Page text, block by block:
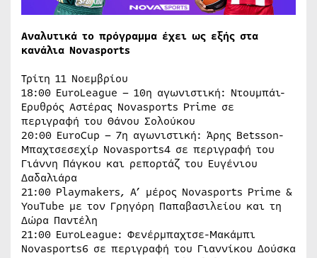
Αναλυτικά το πρόγραμμα έχει ως εξής στα
κανάλια Novasports
Τρίτη 11 Νοεμβρίου
18:00 EuroLeague – 10η αγωνιστική: Ντουμπάι-
Ερυθρός Αστέρας Novasports Prime σε
περιγραφή του Θάνου Σολούκου
20:00 EuroCup – 7η αγωνιστική: Άρης Betsson-
Μπαχτσεσεχίρ Novasports4 σε περιγραφή του
Γιάννη Πάγκου και ρεπορτάζ του Ευγένιου
Δαδαλιάρα
21:00 Playmakers, Α’ μέρος Novasports Prime &
YouTube με τον Γρηγόρη Παπαβασιλείου και τη
Δώρα Παντέλη
21:00 EuroLeague: Φενέρμπαχτσε-Μακάμπι
Novasports6 σε περιγραφή του Γιαννίκου Δούσκα